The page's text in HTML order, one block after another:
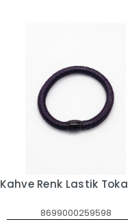
Kahve Renk Lastik Toka
8699000259598